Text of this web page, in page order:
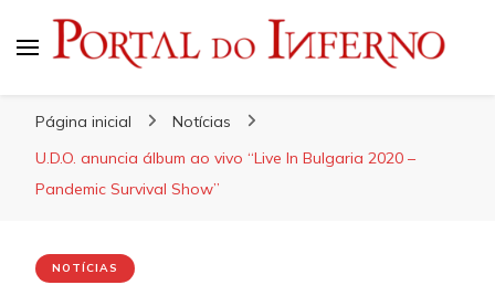
Página inicial
Notícias
U.D.O. anuncia álbum ao vivo “Live In Bulgaria 2020 –
Pandemic Survival Show”
NOTÍCIAS